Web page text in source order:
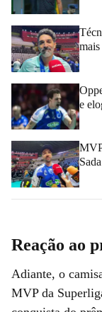
e
Reação ao
Adiante, o
MVP da